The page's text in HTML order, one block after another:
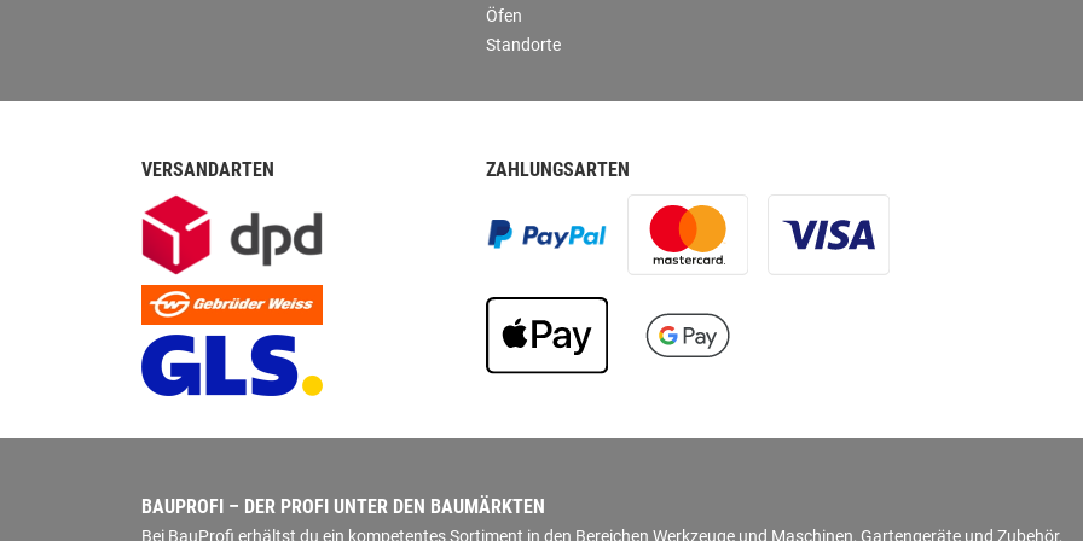
Öfen
Standorte
VERSANDARTEN ZAHLUNGSARTEN
BAUPROFI – DER PROFI UNTER DEN BAUMÄRKTEN
Bei BauProfi erhältst du ein kompetentes Sortiment in den Bereichen Werkzeuge und Maschinen, Gartengeräte und Zubehör,